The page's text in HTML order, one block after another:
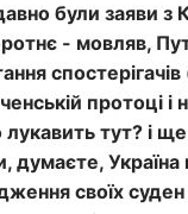
були заяви з
- мовляв,
спостерігачів
протоці і
тут? і
думаєте,
своїх